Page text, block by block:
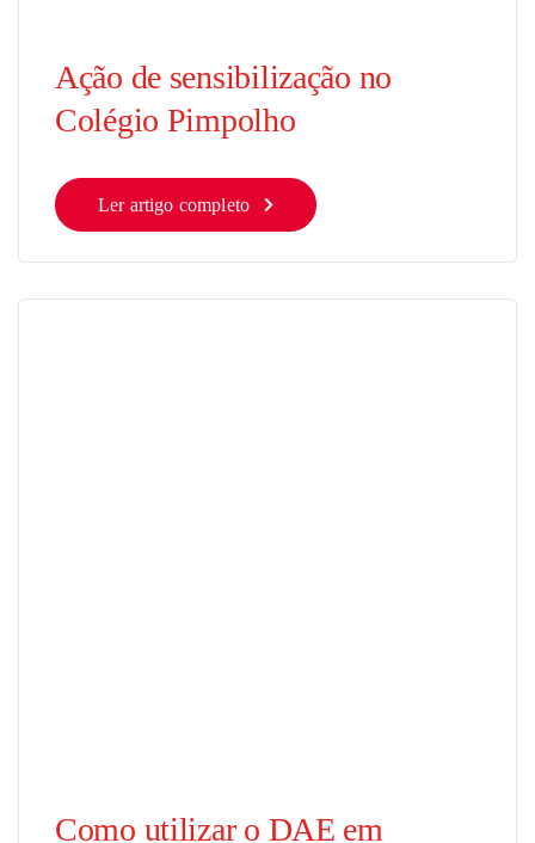
Ação de sensibilização no
Colégio Pimpolho
Ler artigo completo
Como utilizar o DAE em